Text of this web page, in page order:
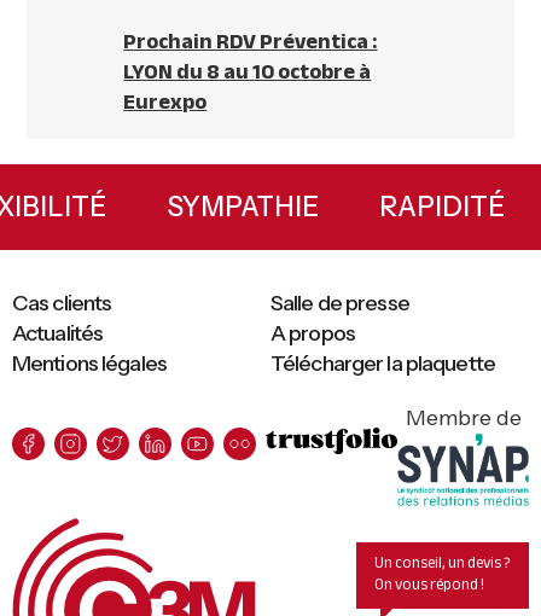
Prochain RDV Préventica :
LYON du 8 au 10 octobre à
Eurexpo
Primary
Sidebar
SYMPATHIE
Mentions légales Télécharger la plaquette
Cas clients
Salle de presse
Actualités
A propos
Membre de
Un conseil, un devis ?
On vous répond !